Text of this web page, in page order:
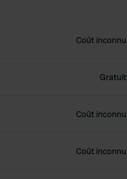
Coût inconnu
Gratuit
Coût inconnu
Coût inconnu